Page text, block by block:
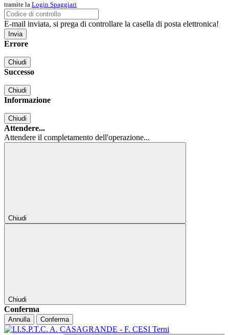
tramite la Login Spaggiari
E-mail inviata, si prega di controllare la casella di posta elettronica!
Errore
Chiudi
Successo
Chiudi
Informazione
Chiudi
Attendere...
Attendere il completamento dell'operazione...
Chiudi
Chiudi
Conferma
Annulla Conferma